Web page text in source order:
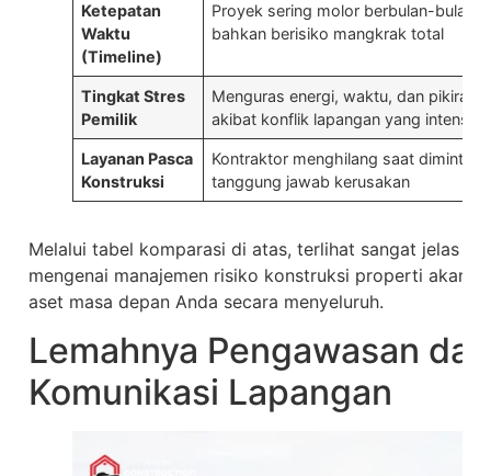
Ketepatan
Waktu
(Timeline)
Proyek sering molor berbulan-bulan
bahkan berisiko mangkrak total
Tingkat Stres
Pemilik
Menguras energi, waktu, dan pikiran
akibat konflik lapangan yang intens
Layanan Pasca
Konstruksi
Kontraktor menghilang saat diminta
tanggung jawab kerusakan
Melalui tabel komparasi di atas, terlihat sangat jelas
mengenai manajemen risiko konstruksi properti akan
aset masa depan Anda secara menyeluruh.
Lemahnya Pengawasan
Komunikasi Lapangan